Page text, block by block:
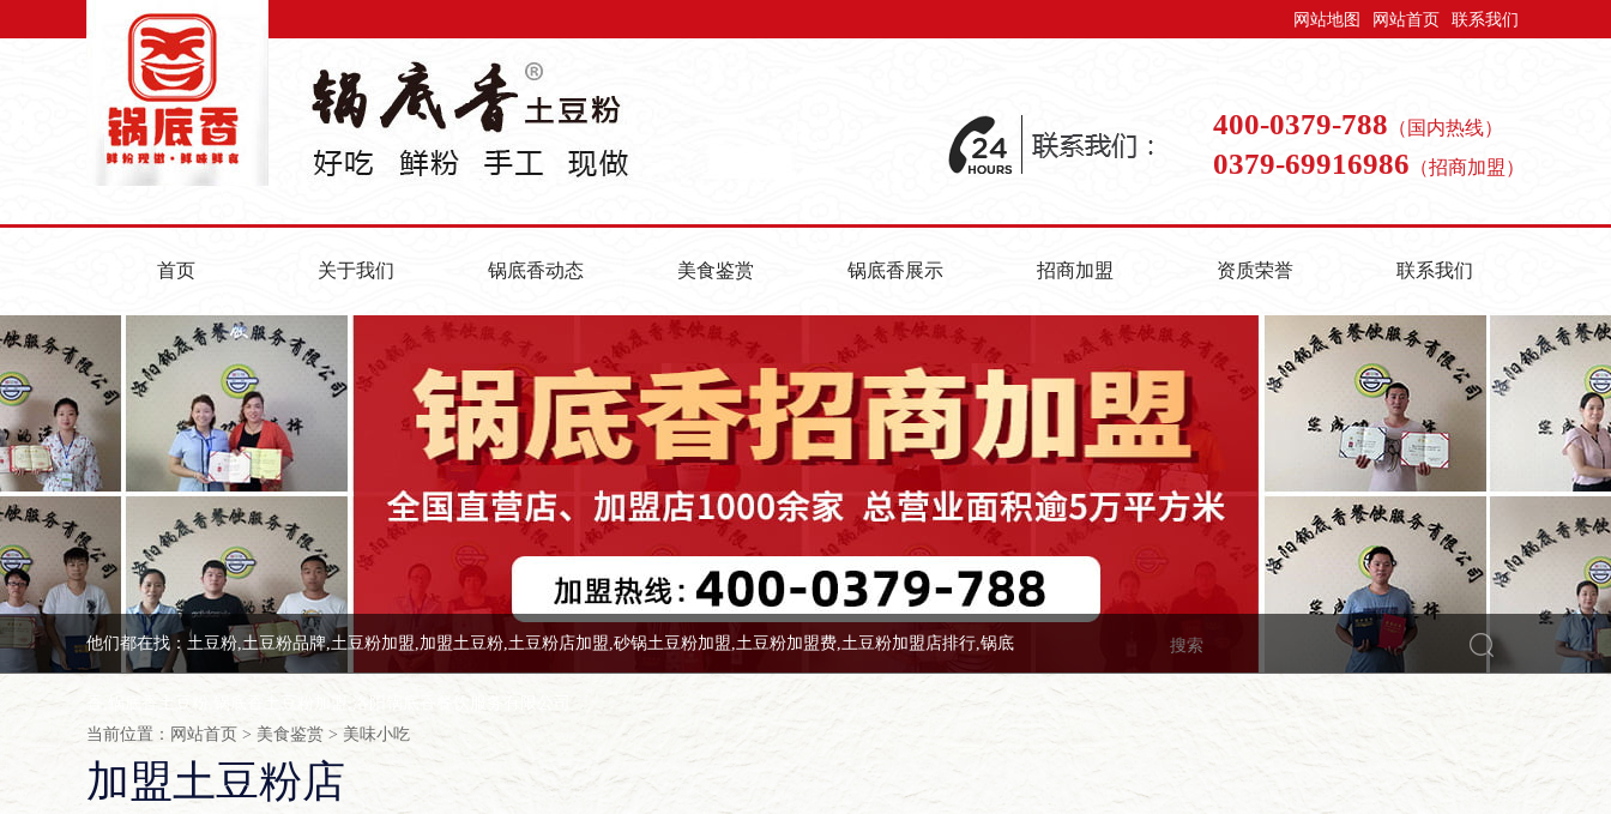
网站地图 网站首页 联系我们
400-0379-788 （国内热线）
0379-69916986 （招商加盟）
首页 关于我们 锅底香动态 美食鉴赏 锅底香展示 招商加盟 资质荣誉 联系我们
他们都在找：土豆粉,土豆粉品牌,土豆粉加盟,加盟土豆粉,土豆粉店加盟,砂锅土豆粉加盟,土豆粉加盟费,土豆粉加盟店排行,锅底
香,锅底香土豆粉,锅底香土豆粉加盟,洛阳锅底香餐饮服务有限公司
当前位置： 网站首页 > 美食鉴赏 > 美味小吃
加盟土豆粉店